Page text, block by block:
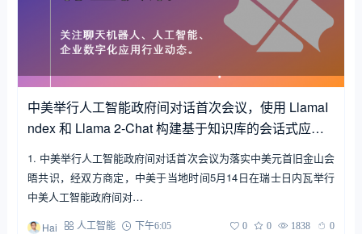
中美举行人工智能政府间对话首次会议，使用 LlamaI
ndex 和 Llama 2-Chat 构建基于知识库的会话式应用
程序等 | Chatopera 行业快讯
1. 中美举行人工智能政府间对话首次会议为落实中美元首旧金山会
晤共识，经双方商定，中美于当地时间5月14日在瑞士日内瓦举行
中美人工智能政府间对…
Hai 人工智能 下午6:05 0 0 1838 0